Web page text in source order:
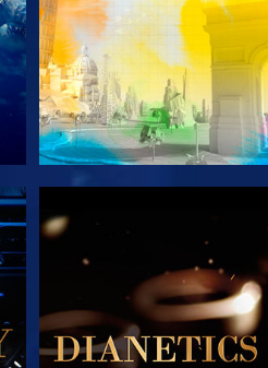
A SOROZAT RÉSZEI